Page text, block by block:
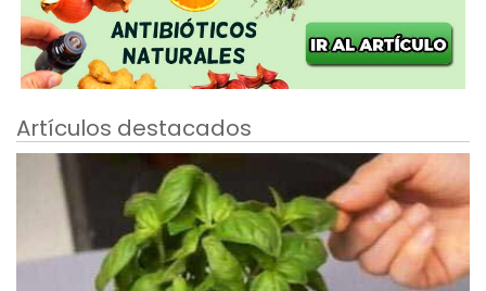
Artículos destacados